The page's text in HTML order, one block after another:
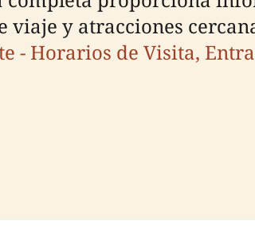
y atracciones
- Horarios de Visita,